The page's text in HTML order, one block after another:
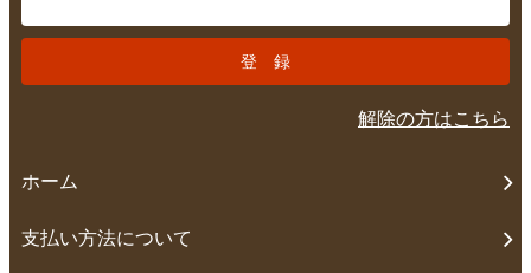
解除の方はこちら
ホーム
支払い方法について